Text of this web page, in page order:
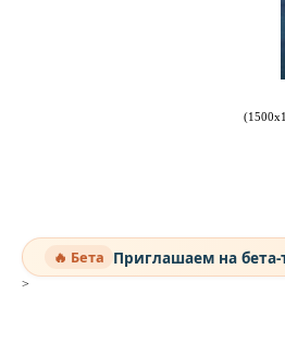
🔥 Бета Приглашаем на
>